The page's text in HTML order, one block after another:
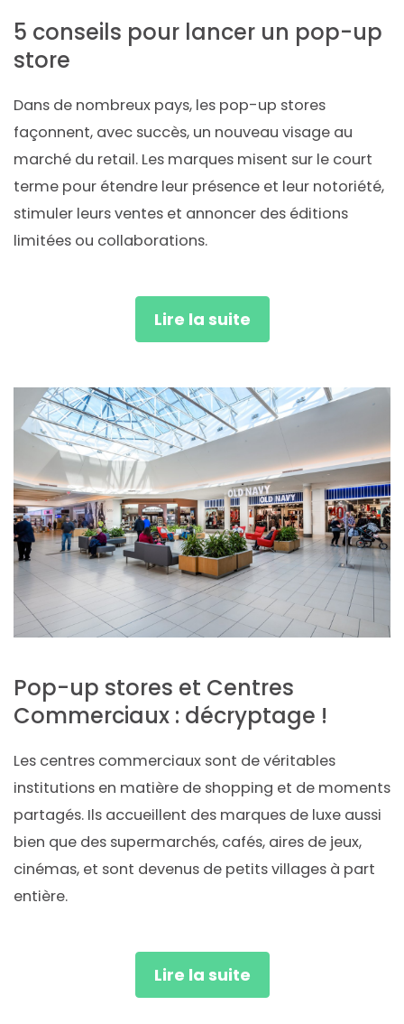
5 conseils pour lancer un pop-up
store
Dans de nombreux pays, les pop-up stores
façonnent, avec succès, un nouveau visage au
marché du retail. Les marques misent sur le court
terme pour étendre leur présence et leur notoriété,
stimuler leurs ventes et annoncer des éditions
limitées ou collaborations.
Lire la suite
Pop-up stores et Centres
Commerciaux : décryptage !
Les centres commerciaux sont de véritables
institutions en matière de shopping et de moments
partagés. Ils accueillent des marques de luxe aussi
bien que des supermarchés, cafés, aires de jeux,
cinémas, et sont devenus de petits villages à part
entière.
Lire la suite